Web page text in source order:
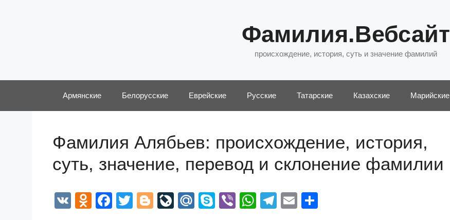
Фамилия.Вебсайт
происхождение, история, суть и значение фамилий
Армянские Белорусские Еврейские Русские Татарские Казахские Марийские
Фамилия Алябьев: происхождение, история,
суть, значение, перевод и склонение фамилии
V
O
F
T
Bl
Li
M
S
Vi
W
T
E